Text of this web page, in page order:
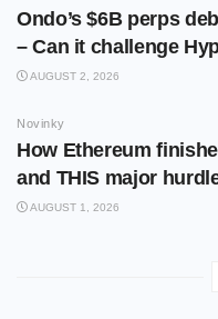
Ondo’s $6B perps
– Can it challenge
AUGUST 2, 2026
Novinky
How Ethereum
and THIS major
AUGUST 1, 2026